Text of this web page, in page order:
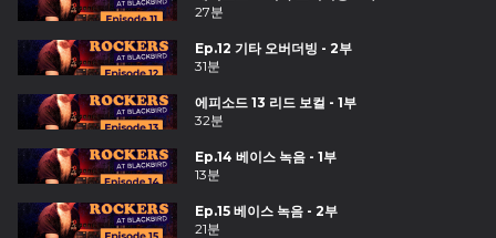
27분
Ep.12 기타 오버더빙 - 2부
31분
에피소드 13 리드 보컬 - 1부
32분
Ep.14 베이스 녹음 - 1부
13분
Ep.15 베이스 녹음 - 2부
21분